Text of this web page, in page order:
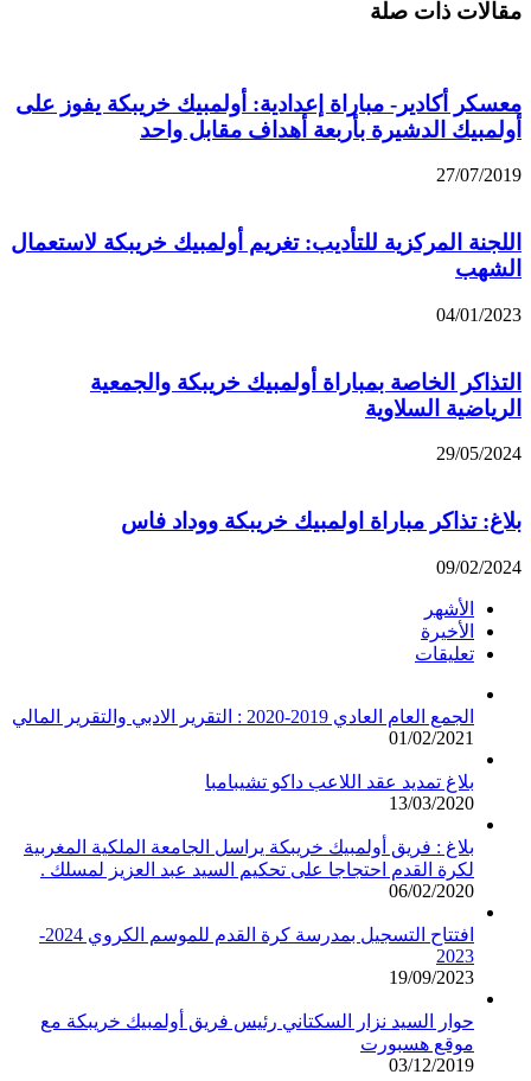
مقالات ذات صلة
معسكر أكادير- مباراة إعدادية: أولمبيك خريبكة يفوز على
أولمبيك الدشيرة بأربعة أهداف مقابل واحد
27/07/2019
اللجنة المركزية للتأديب: تغريم أولمبيك خريبكة لاستعمال
الشهب
04/01/2023
التذاكر الخاصة بمباراة أولمبيك خريبكة والجمعية
الرياضية السلاوية
29/05/2024
بلاغ: تذاكر مباراة اولمبيك خريبكة ووداد فاس
09/02/2024
الأشهر
الأخيرة
تعليقات
الجمع العام العادي 2019-2020 : التقرير الادبي والتقرير المالي
01/02/2021
بلاغ تمديد عقد اللاعب داكو تشيبامبا
13/03/2020
بلاغ : فريق أولمبيك خريبكة يراسل الجامعة الملكية المغربية
لكرة القدم احتجاجا على تحكيم السيد عبد العزيز لمسلك .
06/02/2020
افتتاح التسجيل بمدرسة كرة القدم للموسم الكروي 2024-
2023
19/09/2023
حوار السيد نزار السكتاني رئيس فريق أولمبيك خريبكة مع
موقع هسبورت
03/12/2019